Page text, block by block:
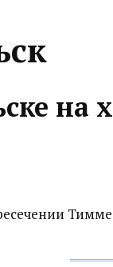
на